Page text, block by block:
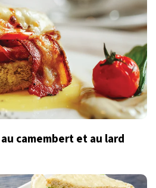
camembert et au lard